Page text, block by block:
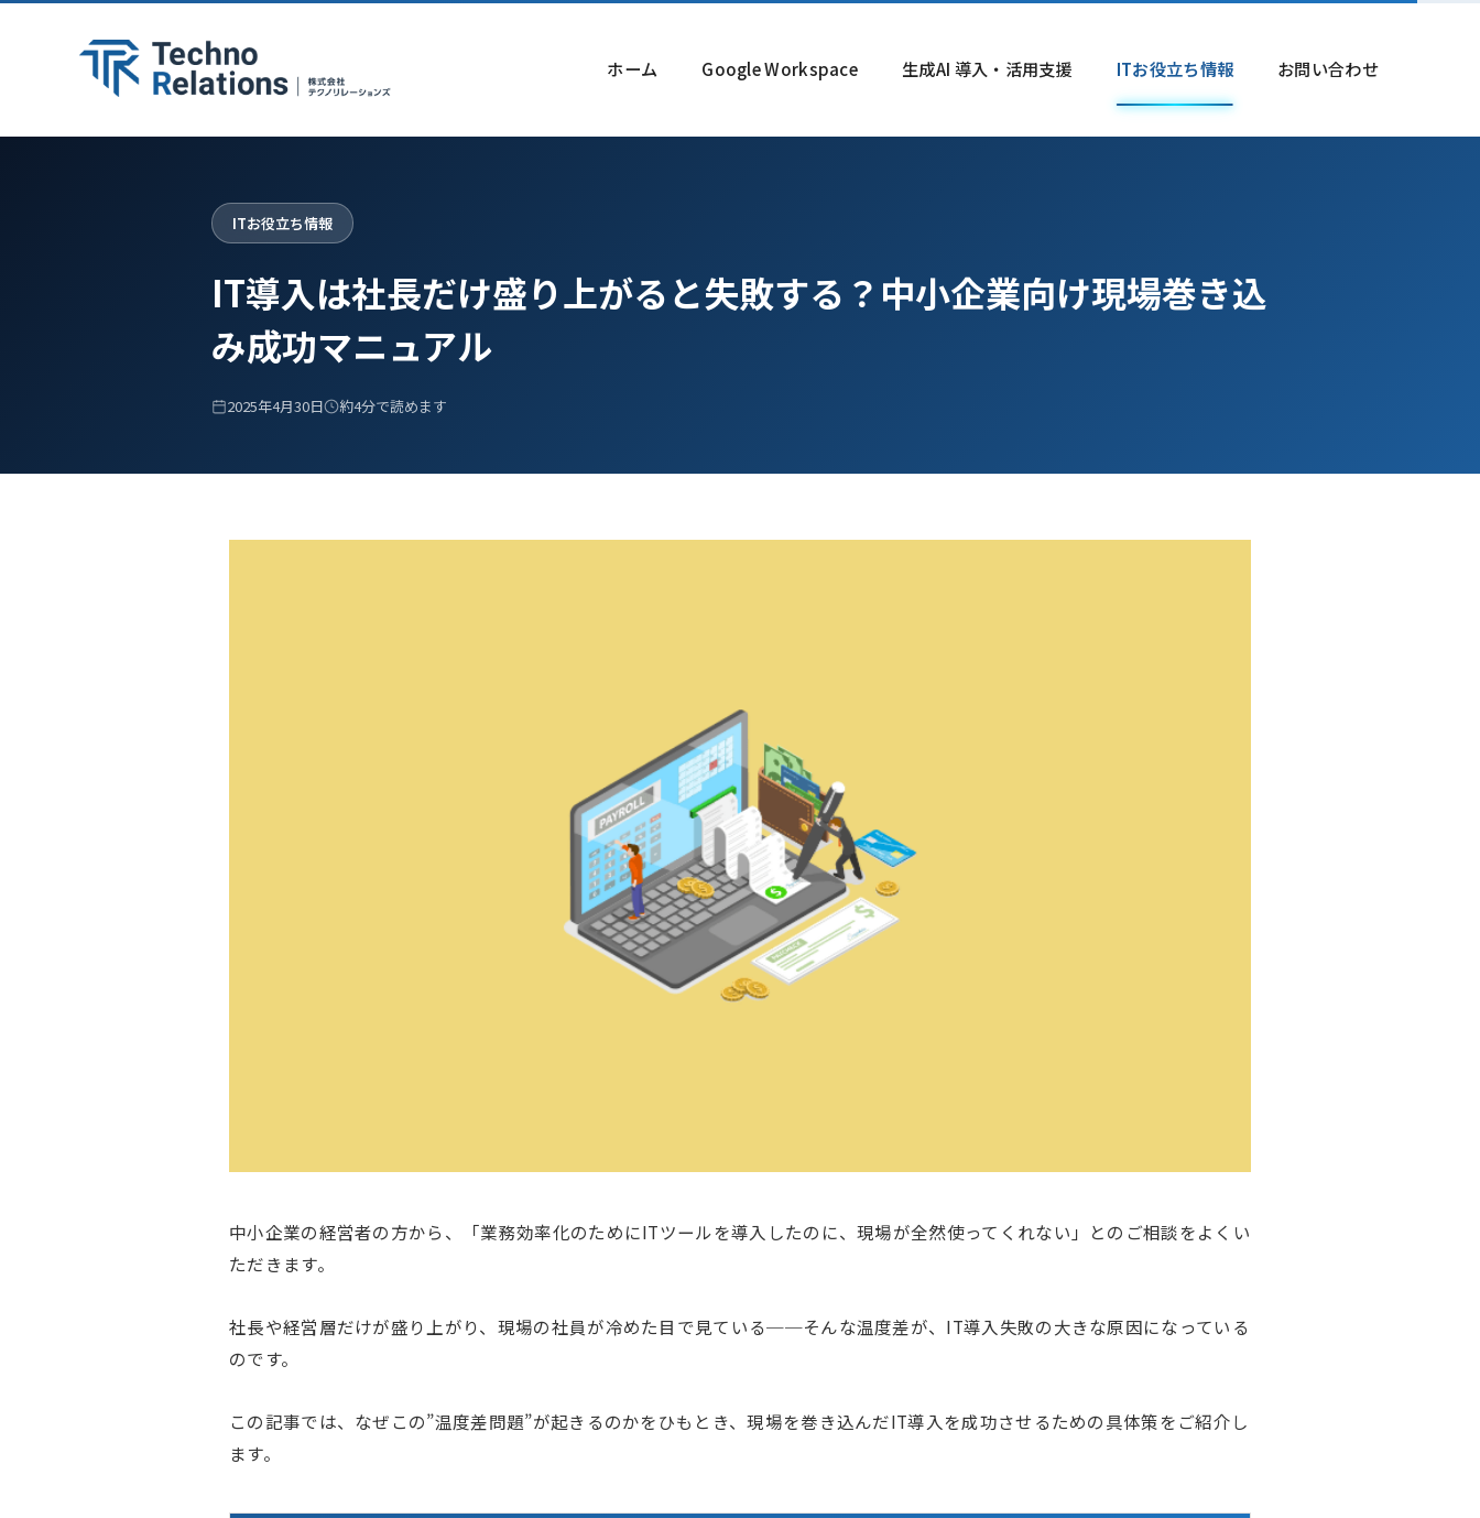
ホーム Google Workspace 生成AI 導入・活用支援 ITお役立ち情報 お問い合わせ
ITお役立ち情報
IT導入は社長だけ盛り上がると失敗する？中小企業向け現場巻き込
み成功マニュアル
2025年4月30日 約4分で読めます
中小企業の経営者の方から、「業務効率化のためにITツールを導入したのに、現場が全然使ってくれない」とのご相談をよくい
ただきます。
社長や経営層だけが盛り上がり、現場の社員が冷めた目で見ている──そんな温度差が、IT導入失敗の大きな原因になっている
のです。
この記事では、なぜこの”温度差問題”が起きるのかをひもとき、現場を巻き込んだIT導入を成功させるための具体策をご紹介し
ます。